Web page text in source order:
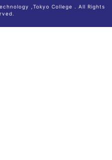
,Tokyo College . All Rights